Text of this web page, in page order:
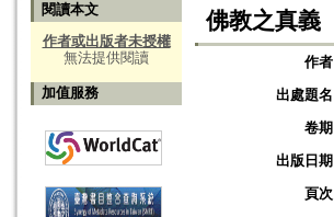
閱讀本文
作者或出版者未授權
無法提供閱讀
加值服務
佛教之真義
作者
出處題名
卷期
出版日期
頁次